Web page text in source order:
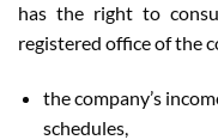
has the right to
registered office of the
the company’s
schedules,